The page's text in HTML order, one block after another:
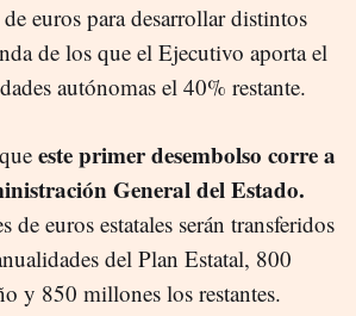
euros para desarrollar distintos
de los que el Ejecutivo aporta el
autónomas el 40% restante.
este primer desembolso corre a
General del Estado.
euros estatales serán transferidos
del Plan Estatal, 800
y 850 millones los restantes.